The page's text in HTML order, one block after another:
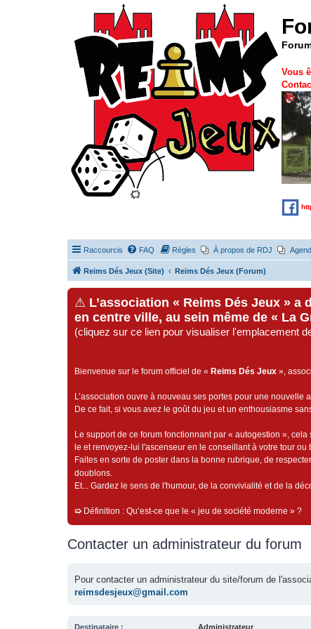
Vous
Raccourcis FAQ Règles À propos de RDJ
Reims Dés Jeux (Site) Reims Dés Jeux (Forum)
⚠ L’association « Reims Dés Jeux »
en centre ville, au sein même de « La
(cliquez sur ce lien pour visualiser l'emplacement
Bienvenue sur le forum officiel de « Reims Dés Jeux »,
L’association ouvre à nouveau ses portes pour une
De ce fait, si vous avez le goût du jeu et un enthousiasme
Le support de ce forum fonctionnant par « autogestion »,
le et renvoyez-lui l'ascenseur en le conseillant à votre tour
Faites en sorte de poster dans la bonne rubrique, de
doublons.
Et... Gardez le sens de l'humour, de la convivialité et de la
➯ Définition : Qu’est-ce que le « jeu de société moderne » ?
Contacter un administrateur du forum
Pour contacter un administrateur du site/forum de
reimsdesjeux@gmail.com
Destinataire : Administrateur